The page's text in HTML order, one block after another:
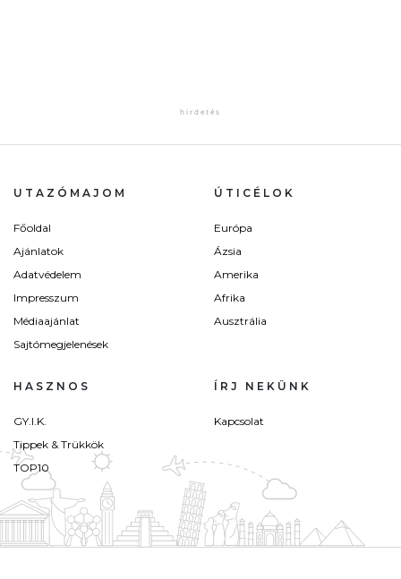
UTAZÓMAJOM
Főoldal
Ajánlatok
Adatvédelem
Impresszum
Médiaajánlat
Sajtómegjelenések
ÚTICÉLOK
Európa
Ázsia
Amerika
Afrika
Ausztrália
HASZNOS
GY.I.K.
Tippek & Trükkök
TOP10
ÍRJ NEKÜNK
Kapcsolat